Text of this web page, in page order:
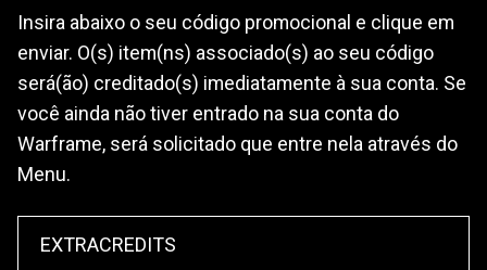
Insira abaixo o seu código promocional e clique em
enviar. O(s) item(ns) associado(s) ao seu código
será(ão) creditado(s) imediatamente à sua conta. Se
você ainda não tiver entrado na sua conta do
Warframe, será solicitado que entre nela através do
Menu.